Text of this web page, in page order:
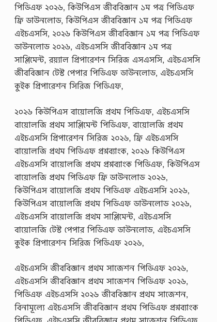
পিডিএফ ২০২৬, কিউপিএস জীববিজ্ঞান ১ম পত্র পিডিএফ
ফ্রি ডাউনলোড, কিউপিএস জীববিজ্ঞান ১ম পত্র পিডিএফ
এইচএসসি, ২০২৬ কিউপিএস জীববিজ্ঞান ১ম পত্র পিডিএফ
ডাউনলোড ২০২৬, এইচএসসি জীববিজ্ঞান ১ম পত্র
সাপ্লিমেন্ট, রয়্যাল প্রিপারেশন সিরিজ এসএসসি, এইচএসসি
জীববিজ্ঞান টেস্ট পেপার পিডিএফ ডাউনলোড, এইচএসসি
কুইক প্রিপারেশন সিরিজ পিডিএফ,
২০২৬ কিউপিএস বায়োলজি প্রথম পিডিএফ, এইচএসসি
বায়োলজি প্রথম সাপ্লিমেন্ট পিডিএফ, বায়োলজি প্রথম
এইচএসসি প্রিপারেশন সিরিজ ২০২৬, ফ্রি এইচএসসি
বায়োলজি প্রথম পিডিএফ প্রশ্নব্যাংক, ২০২৬ কিউপিএস
এইচএসসি বায়োলজি প্রথম প্রশ্নব্যাংক পিডিএফ, কিউপিএস
বায়োলজি প্রথম পিডিএফ ফ্রি ডাউনলোড ২০২৬,
কিউপিএস বায়োলজি প্রথম পিডিএফ এইচএসসি ২০২৬,
কিউপিএস বায়োলজি প্রথম পিডিএফ ডাউনলোড ২০২৬,
এইচএসসি বায়োলজি প্রথম সাপ্লিমেন্ট, এইচএসসি
বায়োলজি টেস্ট পেপার পিডিএফ ডাউনলোড, এইচএসসি
কুইক প্রিপারেশন সিরিজ পিডিএফ ২০২৬,
এইচএসসি জীববিজ্ঞান প্রথম সাজেশন পিডিএফ ২০২৬,
এইচএসসি জীববিজ্ঞান প্রথম সাজেশন পিডিএফ ২০২৬,
পিডিএফ এইচএসসি ২০২৬ জীববিজ্ঞান প্রথম সাজেশন,
বিনামূল্যে এইচএসসি জীববিজ্ঞান প্রথম পিডিএফ প্রশ্নব্যাংক